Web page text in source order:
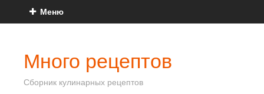
Меню
Много рецептов
Сборник кулинарных рецептов